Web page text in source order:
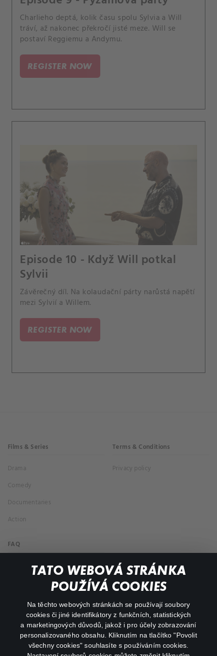
TATO WEBOVÁ STRÁNKA
POUŽÍVÁ COOKIES
Na těchto webových stránkách se používají soubory
cookies či jiné identifikátory z funkčních, statistických
a marketingových důvodů, jakož i pro účely zobrazování
personalizovaného obsahu. Kliknutím na tlačítko "Povolit
všechny cookies" souhlasíte s používáním cookies.
Charlieho deptá, kolik času spolu Sylvia a Will
tráví, až nakonec překročí jisté meze. Will se
postaví Reggiemu a Andymu.
REGISTER NOW
Episode 10 - Když Will potkal
Sylvii
Závěrečný díl. Na kolaudační párty narůstá napětí
mezi Sylvií a Willem.
REGISTER NOW
Films & Series
Drama
Comedy
Documentaries
Action
Terms & Conditions
Privacy policy
FAQ
My profile
facebookinstagram
youtube